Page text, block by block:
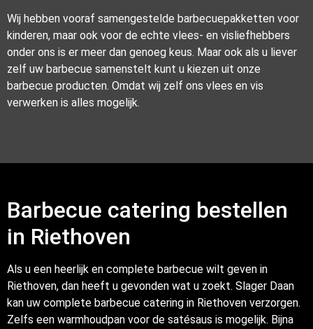
Wij hebben vooraf samengestelde barbecuepakketten voor
kinderen, maar ook voor de echte vlees- en visliefhebbers
onder ons is er meer dan genoeg keus. Maar ook als u liever
zelf uw barbecue samenstelt kunt u kiezen uit onze
barbecue producten. Omdat wij zelf ons vlees en vis
verwerken is alles mogelijk.
Barbecue catering bestellen
in Riethoven
Als u een heerlijk en complete barbecue wilt geven in
Riethoven, dan heeft u gevonden wat u zoekt. Slager Daan
kan uw complete barbecue catering in Riethoven verzorgen.
Zelfs een warmhoudpan voor de satésaus is mogelijk. Bijna